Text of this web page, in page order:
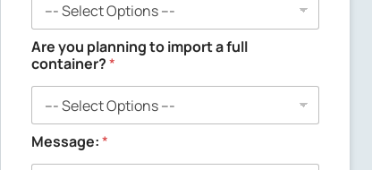
n
i
n
g
f
o
m
C
Are you planning to import a full
container?*
Message:*